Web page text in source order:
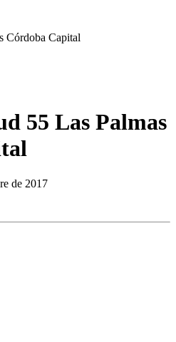
Córdoba Capital
55 Las Palmas
de 2017